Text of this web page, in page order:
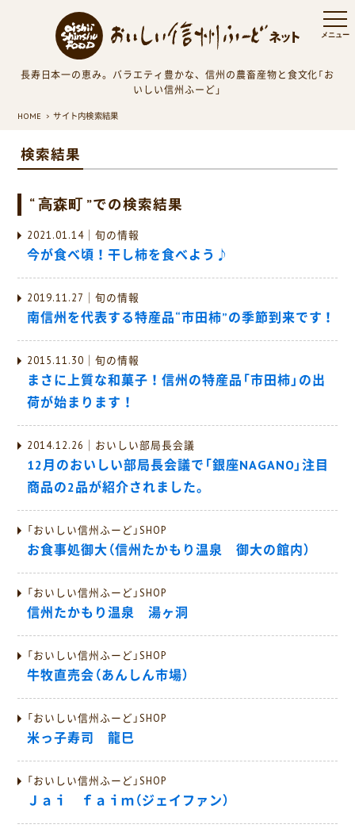
長寿日本一の恵み。バラエティ豊かな、信州の農畜産物と食文化「お
いしい信州ふーど」
HOME サイト内検索結果
検索結果
“ 高森町 ”での検索結果
2021.01.14｜旬の情報
今が食べ頃！干し柿を食べよう♪
2019.11.27｜旬の情報
南信州を代表する特産品“市田柿”の季節到来です！
2015.11.30｜旬の情報
まさに上質な和菓子！信州の特産品「市田柿」の出
荷が始まります！
2014.12.26｜おいしい部局長会議
12月のおいしい部局長会議で「銀座NAGANO」注目
商品の2品が紹介されました。
「おいしい信州ふーど」SHOP
お食事処御大（信州たかもり温泉 御大の館内）
「おいしい信州ふーど」SHOP
信州たかもり温泉 湯ヶ洞
「おいしい信州ふーど」SHOP
牛牧直売会（あんしん市場）
「おいしい信州ふーど」SHOP
米っ子寿司 龍巳
「おいしい信州ふーど」SHOP
Ｊａｉ ｆａｉｍ（ジェイファン）